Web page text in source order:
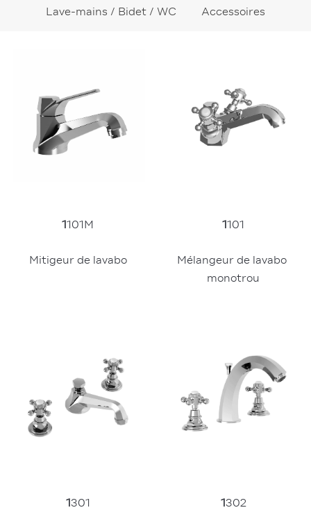
Lave-mains / Bidet / WC
Accessoires
1101M
Mitigeur de lavabo
1101
Mélangeur de lavabo
monotrou
1301 1302